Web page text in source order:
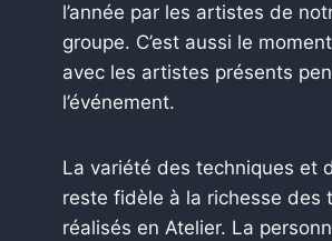
l’année par les artistes de
groupe. C’est aussi le
avec les artistes présents
l’événement.
La variété des techniques et
reste fidèle à la richesse des
réalisés en Atelier. La